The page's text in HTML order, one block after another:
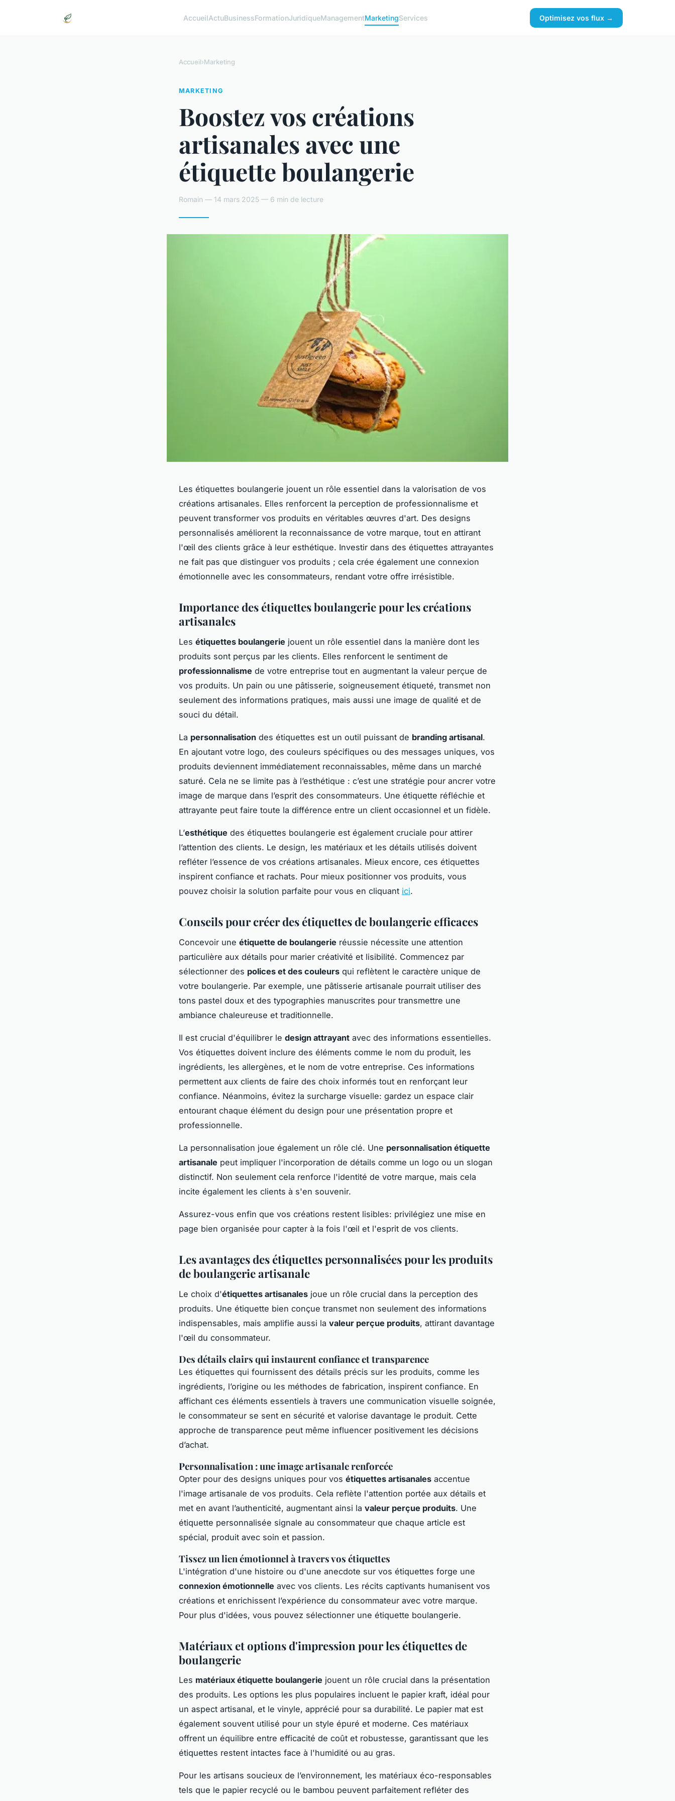
AccueilActuBusinessFormationJuridiqueManagementMarketingServices Optimisez vos flux →
Accueil›Marketing
MARKETING
Boostez vos créations
artisanales avec une
étiquette boulangerie
Romain — 14 mars 2025 — 6 min de lecture
Les étiquettes boulangerie jouent un rôle essentiel dans la valorisation de vos
créations artisanales. Elles renforcent la perception de professionnalisme et
peuvent transformer vos produits en véritables œuvres d'art. Des designs
personnalisés améliorent la reconnaissance de votre marque, tout en attirant
l'œil des clients grâce à leur esthétique. Investir dans des étiquettes attrayantes
ne fait pas que distinguer vos produits ; cela crée également une connexion
émotionnelle avec les consommateurs, rendant votre offre irrésistible.
Importance des étiquettes boulangerie pour les créations
artisanales
Les étiquettes boulangerie jouent un rôle essentiel dans la manière dont les
produits sont perçus par les clients. Elles renforcent le sentiment de
professionnalisme de votre entreprise tout en augmentant la valeur perçue de
vos produits. Un pain ou une pâtisserie, soigneusement étiqueté, transmet non
seulement des informations pratiques, mais aussi une image de qualité et de
souci du détail.
La personnalisation des étiquettes est un outil puissant de branding artisanal.
En ajoutant votre logo, des couleurs spécifiques ou des messages uniques, vos
produits deviennent immédiatement reconnaissables, même dans un marché
saturé. Cela ne se limite pas à l’esthétique : c’est une stratégie pour ancrer votre
image de marque dans l’esprit des consommateurs. Une étiquette réfléchie et
attrayante peut faire toute la différence entre un client occasionnel et un fidèle.
L’esthétique des étiquettes boulangerie est également cruciale pour attirer
l’attention des clients. Le design, les matériaux et les détails utilisés doivent
refléter l’essence de vos créations artisanales. Mieux encore, ces étiquettes
inspirent confiance et rachats. Pour mieux positionner vos produits, vous
pouvez choisir la solution parfaite pour vous en cliquant ici.
Conseils pour créer des étiquettes de boulangerie efficaces
Concevoir une étiquette de boulangerie réussie nécessite une attention
particulière aux détails pour marier créativité et lisibilité. Commencez par
sélectionner des polices et des couleurs qui reflètent le caractère unique de
votre boulangerie. Par exemple, une pâtisserie artisanale pourrait utiliser des
tons pastel doux et des typographies manuscrites pour transmettre une
ambiance chaleureuse et traditionnelle.
Il est crucial d'équilibrer le design attrayant avec des informations essentielles.
Vos étiquettes doivent inclure des éléments comme le nom du produit, les
ingrédients, les allergènes, et le nom de votre entreprise. Ces informations
permettent aux clients de faire des choix informés tout en renforçant leur
confiance. Néanmoins, évitez la surcharge visuelle: gardez un espace clair
entourant chaque élément du design pour une présentation propre et
professionnelle.
La personnalisation joue également un rôle clé. Une personnalisation étiquette
artisanale peut impliquer l'incorporation de détails comme un logo ou un slogan
distinctif. Non seulement cela renforce l'identité de votre marque, mais cela
incite également les clients à s'en souvenir.
Assurez-vous enfin que vos créations restent lisibles: privilégiez une mise en
page bien organisée pour capter à la fois l'œil et l'esprit de vos clients.
Les avantages des étiquettes personnalisées pour les produits
de boulangerie artisanale
Le choix d'étiquettes artisanales joue un rôle crucial dans la perception des
produits. Une étiquette bien conçue transmet non seulement des informations
indispensables, mais amplifie aussi la valeur perçue produits, attirant davantage
l'œil du consommateur.
Des détails clairs qui instaurent confiance et transparence
Les étiquettes qui fournissent des détails précis sur les produits, comme les
ingrédients, l’origine ou les méthodes de fabrication, inspirent confiance. En
affichant ces éléments essentiels à travers une communication visuelle soignée,
le consommateur se sent en sécurité et valorise davantage le produit. Cette
approche de transparence peut même influencer positivement les décisions
d’achat.
Personnalisation : une image artisanale renforcée
Opter pour des designs uniques pour vos étiquettes artisanales accentue
l'image artisanale de vos produits. Cela reflète l'attention portée aux détails et
met en avant l’authenticité, augmentant ainsi la valeur perçue produits. Une
étiquette personnalisée signale au consommateur que chaque article est
spécial, produit avec soin et passion.
Tissez un lien émotionnel à travers vos étiquettes
L'intégration d'une histoire ou d'une anecdote sur vos étiquettes forge une
connexion émotionnelle avec vos clients. Les récits captivants humanisent vos
créations et enrichissent l’expérience du consommateur avec votre marque.
Pour plus d'idées, vous pouvez sélectionner une étiquette boulangerie.
Matériaux et options d'impression pour les étiquettes de
boulangerie
Les matériaux étiquette boulangerie jouent un rôle crucial dans la présentation
des produits. Les options les plus populaires incluent le papier kraft, idéal pour
un aspect artisanal, et le vinyle, apprécié pour sa durabilité. Le papier mat est
également souvent utilisé pour un style épuré et moderne. Ces matériaux
offrent un équilibre entre efficacité de coût et robustesse, garantissant que les
étiquettes restent intactes face à l'humidité ou au gras.
Pour les artisans soucieux de l’environnement, les matériaux éco-responsables
tels que le papier recyclé ou le bambou peuvent parfaitement refléter des